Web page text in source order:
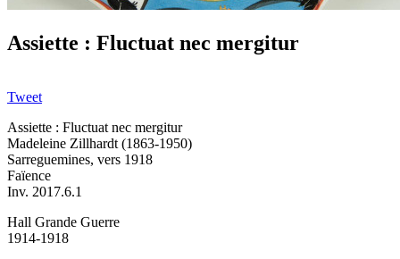
Assiette : Fluctuat nec mergitur
Tweet
Assiette : Fluctuat nec mergitur
Madeleine Zillhardt (1863-1950)
Sarreguemines, vers 1918
Faïence
Inv. 2017.6.1
Hall Grande Guerre
1914-1918